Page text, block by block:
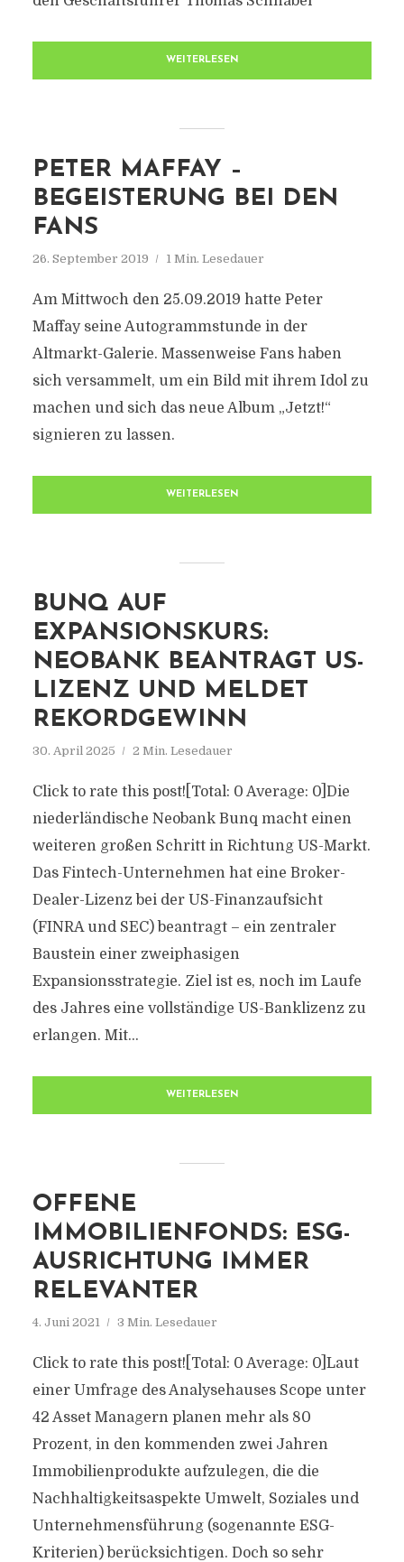
WEITERLESEN
PETER MAFFAY –
BEGEISTERUNG BEI DEN
FANS
26. September 2019 1 Min. Lesedauer
Am Mittwoch den 25.09.2019 hatte Peter
Maffay seine Autogrammstunde in der
Altmarkt-Galerie. Massenweise Fans haben
sich versammelt, um ein Bild mit ihrem Idol zu
machen und sich das neue Album „Jetzt!“
signieren zu lassen.
WEITERLESEN
BUNQ AUF
EXPANSIONSKURS:
NEOBANK BEANTRAGT US-
LIZENZ UND MELDET
REKORDGEWINN
30. April 2025 2 Min. Lesedauer
Click to rate this post![Total: 0 Average: 0]Die
niederländische Neobank Bunq macht einen
weiteren großen Schritt in Richtung US-Markt.
Das Fintech-Unternehmen hat eine Broker-
Dealer-Lizenz bei der US-Finanzaufsicht
(FINRA und SEC) beantragt – ein zentraler
Baustein einer zweiphasigen
Expansionsstrategie. Ziel ist es, noch im Laufe
des Jahres eine vollständige US-Banklizenz zu
erlangen. Mit...
WEITERLESEN
OFFENE
IMMOBILIENFONDS: ESG-
AUSRICHTUNG IMMER
RELEVANTER
4. Juni 2021 3 Min. Lesedauer
Click to rate this post![Total: 0 Average: 0]Laut
einer Umfrage des Analysehauses Scope unter
42 Asset Managern planen mehr als 80
Prozent, in den kommenden zwei Jahren
Immobilienprodukte aufzulegen, die die
Nachhaltigkeitsaspekte Umwelt, Soziales und
Unternehmensführung (sogenannte ESG-
Kriterien) berücksichtigen. Doch so sehr